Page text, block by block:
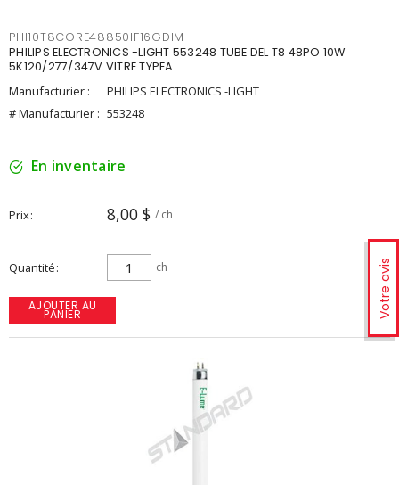
Votre avis
PHI10T8CORE48850IF16GDIM
PHILIPS ELECTRONICS -LIGHT 553248 TUBE DEL T8 48PO 10W
5K120/277/347V VITRE TYPEA
Manufacturier :
PHILIPS ELECTRONICS -LIGHT
# Manufacturier : 553248
En inventaire
Prix 8,00 $ / ch
Quantité ch
AJOUTER AU
PANIER